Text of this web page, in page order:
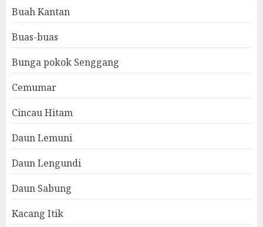
Buah Kantan
Buas-buas
Bunga pokok Senggang
Cemumar
Cincau Hitam
Daun Lemuni
Daun Lengundi
Daun Sabung
Kacang Itik